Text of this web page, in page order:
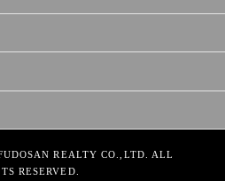
REALTY CO.,LTD. ALL
RESERVED.